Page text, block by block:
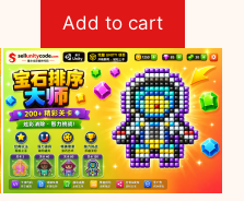
o
5
Add to cart